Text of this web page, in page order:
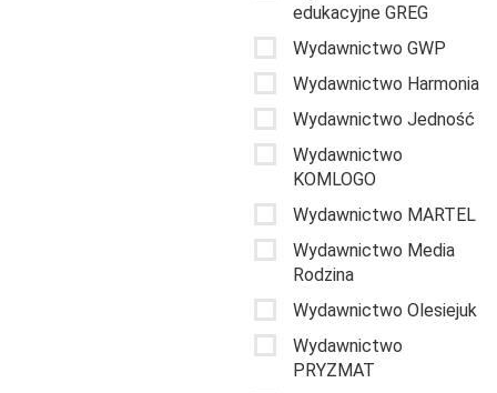
edukacyjne GREG
Wydawnictwo GWP
Wydawnictwo Harmonia
Wydawnictwo Jedność
Wydawnictwo
KOMLOGO
Wydawnictwo MARTEL
Wydawnictwo Media
Rodzina
Wydawnictwo Olesiejuk
Wydawnictwo
PRYZMAT